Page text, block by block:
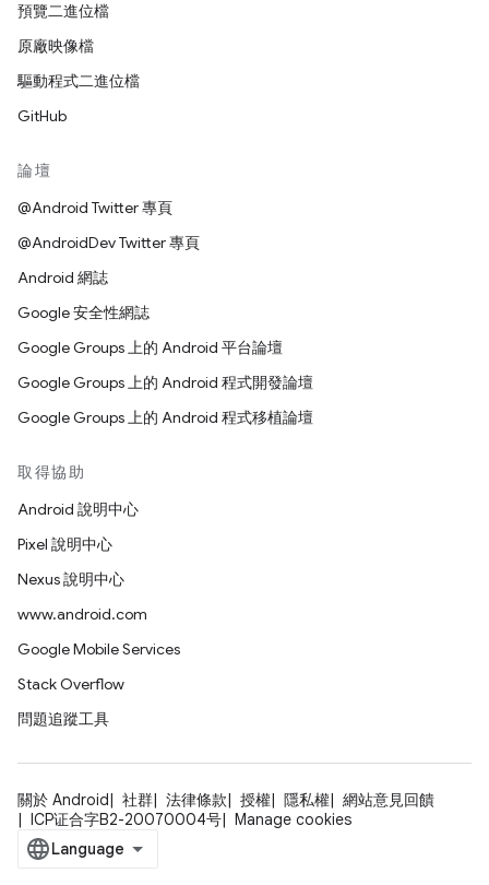
預覽二進位檔
原廠映像檔
驅動程式二進位檔
GitHub
論壇
@Android Twitter 專頁
@AndroidDev Twitter 專頁
Android 網誌
Google 安全性網誌
Google Groups 上的 Android 平台論壇
Google Groups 上的 Android 程式開發論壇
Google Groups 上的 Android 程式移植論壇
取得協助
Android 說明中心
Pixel 說明中心
Nexus 說明中心
www.android.com
Google Mobile Services
Stack Overflow
問題追蹤工具
關於 Android 社群 法律條款 授權 隱私權
網站意見回饋
ICP证合字B2-20070004号
Manage cookies